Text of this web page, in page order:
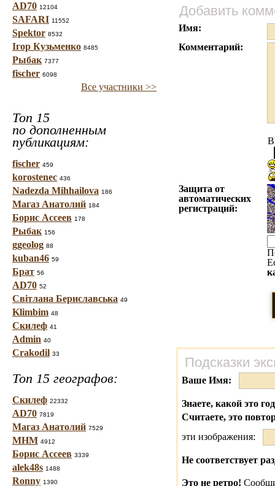
AD70 12104
SAFARI 11552
Spektor 8532
Ігор Кузьменко 8485
Рыбак 7377
fischer 6098
Все участники >>
Топ 15
по дополненным
публикациям:
fischer 459
korostenec 436
Nadezda Mihhailova 186
Магаз Анатолий 184
Борис Ассеев 178
Рыбак 156
ggeolog 88
kuban46 59
Брат 56
AD70 52
Світлана Бериславська 49
Klimbim 48
Скилеф 41
Admin 40
Crakodil 33
Топ 15 географов:
Скилеф 22332
AD70 7819
Магаз Анатолий 7529
МНМ 4912
Борис Ассеев 3339
alek48s 1488
Ronny 1390
Добавить
Имя:
Комментарий:
Защита от
автоматических
регистраций:
Подсказки
Ваше Имя:
Знаете, какой это
Считаете, это
эти изображения:
Не соответствует
Это не ретро!